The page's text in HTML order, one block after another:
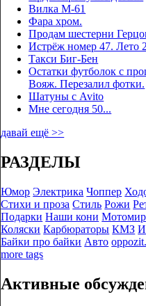
Вилка М-61
Фара хром.
Продам шестерни
Истрёж номер 47. Лето
Такси Биг-Бен
Остатки футболок с
Вояж. Перезалил фотки.
Шатуны с Avito
Мне сегодня 50...
давай ещё >>
РАЗДЕЛЫ
Юмор Электрика Чоппер
Стихи и проза Стиль Рожи
Подарки Наши кони Мотомир
Коляски Карбюраторы КМЗ
Байки про байки Авто
more tags
Активные